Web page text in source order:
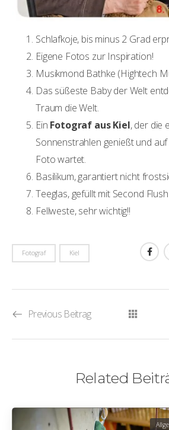
Schlafkoje, bis minus 2 Grad
Eigene Fotos zur Inspiration!
Musikmond Bathke (Hightech
Das süßeste Baby der Welt
Traum die Welt.
Ein Fotograf aus Kiel, der die
Sonnenstrahlen genießt und
Foto wartet.
Basilikum, garantiert nicht
Teeglas, gefüllt mit Second
Fellweste, sehr wichtig!!
Fotograf Kiel
Previous Beitrag
Related